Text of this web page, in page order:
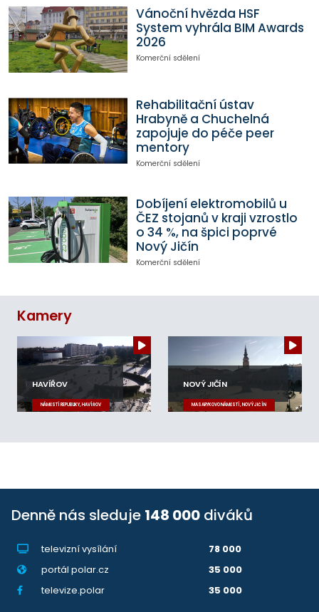
Vánoční hvězda HSF
System vyhrála BIM Awards
2026
Komerční sdělení
Rehabilitační ústav
Hrabyně a Chuchelná
zapojuje do péče peer
mentory
Komerční sdělení
Dobíjení elektromobilů u
ČEZ stojanů v kraji vzrostlo
o 34 %, na špici poprvé
Nový Jičín
Komerční sdělení
Kamery
HAVÍŘOV
NÁMĚSTÍ REPUBLIKY, HAVÍŘOV
NOVÝ JIČÍN
MASARYKOVO NÁMĚSTÍ, NOVÝ JIČÍN
Denně nás sleduje 148 000 diváků
televizní vysílání
78 000
portál polar.cz
35 000
televize.polar
35 000